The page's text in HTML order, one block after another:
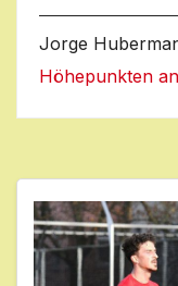
Jorge
Höhepunkten